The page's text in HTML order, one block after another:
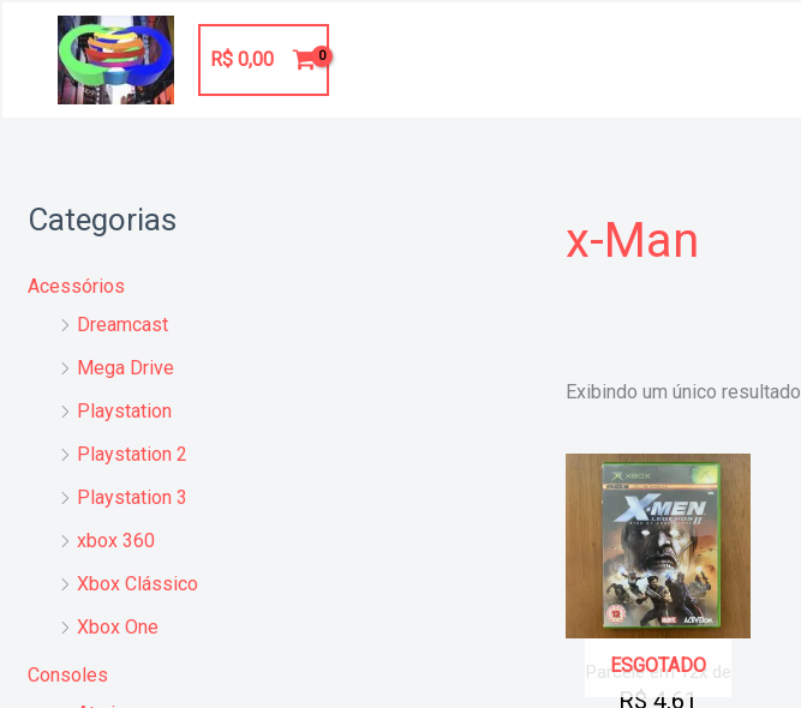
R$ 0,00
Categorias
Acessórios
Dreamcast
Mega Drive
Playstation
Playstation 2
Playstation 3
xbox 360
Xbox Clássico
Xbox One
Consoles
x-Man
Exibindo um único resultado
ESGOTADO
Parcele em 12x de
R$ 4,61